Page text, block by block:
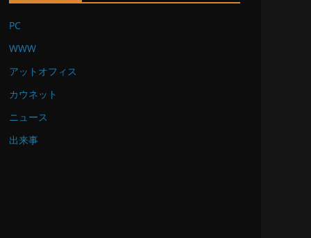
PC
WWW
アットオフィス
カウネット
ニュース
出来事